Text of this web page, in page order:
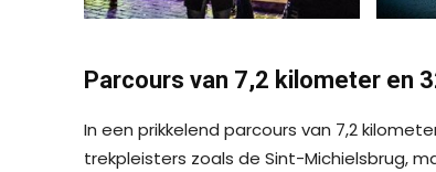
Parcours van 7,2 kilometer en
In een prikkelend parcours van 7,2
trekpleisters zoals de Sint-Michielsbrug,